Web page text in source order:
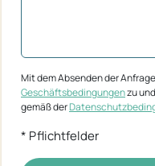
Mit dem Absenden der
Geschäftsbedingungenzu
gemäß der
* Pflichtfelder